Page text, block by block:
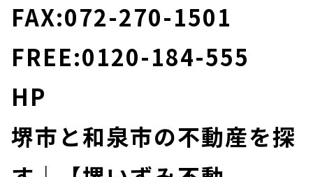
FAX:072-270-1501
FREE:0120-184-555
HP
堺市と和泉市の不動産を探